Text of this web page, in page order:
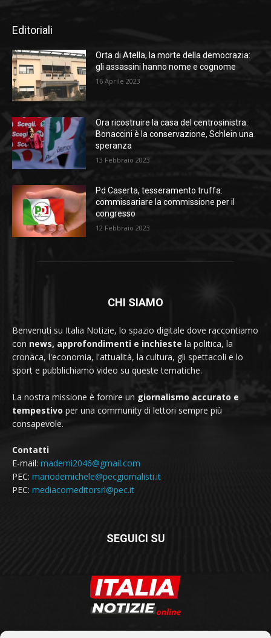
Editoriali
Orta di Atella, la morte della democrazia:
gli assassini hanno nome e cognome
16 Aprile 2023
Ora ricostruire la casa del centrosinistra:
Bonaccini è la conservazione, Schlein una
speranza
13 Febbraio 2023
Pd Caserta, tesseramento truffa:
commissariare la commissione per il
congresso
12 Febbraio 2023
CHI SIAMO
Benvenuti su Italia Notizie, lo spazio digitale dove raccontiamo
con news, approfondimenti e inchieste la politica, la
cronaca, l'economia, l'attualità, la cultura, gli spettacoli e lo
sport e pubblichiamo video su queste tematiche.
La nostra missione è fornire un giornalismo accurato e
tempestivo per una community di lettori sempre più
consapevole.
Contatti
E-mail: mademi2046@gmail.com
PEC: mariodemichele@pecgiornalisti.it
PEC: mediacomeditorsrl@pec.it
SEGUICI SU